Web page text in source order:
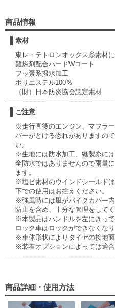
商品情報
素材
東レ・テトロンオックス糸素材
難燃剤配合ハードWコート
フッ素系撥水加工
ポリエステル100％
（財）日本防炎協会認定素材
ご注意
※走行直後のエンジン、マフラ
バーがとける恐れがありますの
い。
※生地には防水加工、縫製糸に
全防水ではありませんので雨量
ます。
※塩ビ素材のウインドシールド
下での使用はお控えください。
※強風時には風がバイクカバー
防止を含め、十分な管理をしてく
※本製品はハンドルを左にきっ
ロック車はロックができなくなり
※車体形状によりタイヤの接地
※装着オプションによっては適合
商品詳細・使用方法